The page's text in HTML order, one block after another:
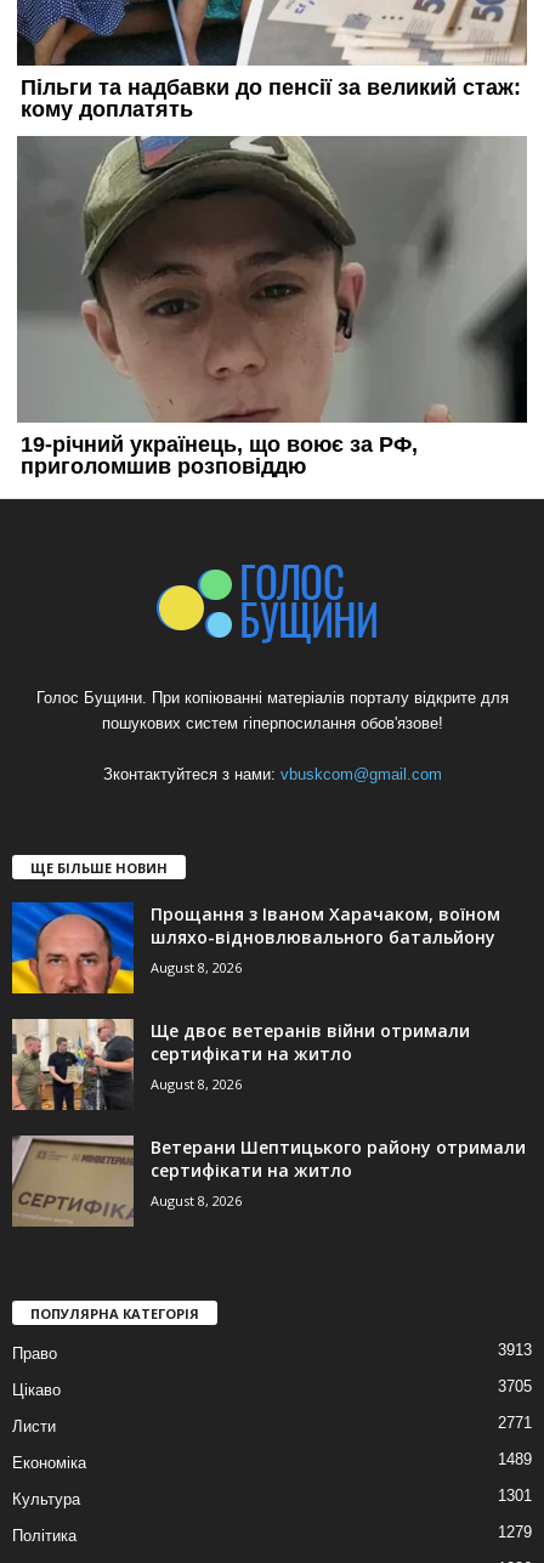
Голос Бущини. При копіюванні матеріалів порталу відкрите для
пошукових систем гіперпосилання обов'язове!
Зконтактуйтеся з нами: vbuskcom@gmail.com
ЩЕ БІЛЬШЕ НОВИН
Прощання з Іваном Харачаком, воїном
шляхо-відновлювального батальйону
August 8, 2026
Ще двоє ветеранів війни отримали
сертифікати на житло
August 8, 2026
Ветерани Шептицького району отримали
сертифікати на житло
August 8, 2026
ПОПУЛЯРНА КАТЕГОРІЯ
Право 3913
Цікаво 3705
Листи 2771
Економіка 1489
Культура 1301
Політика
1279